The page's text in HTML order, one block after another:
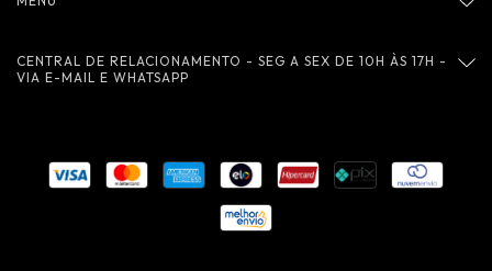
CENTRAL DE RELACIONAMENTO - SEG A SEX DE 10H ÀS 17H -
VIA E-MAIL E WHATSAPP